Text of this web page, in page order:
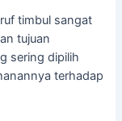
timbul sangat
tujuan
sering dipilih
terhadap